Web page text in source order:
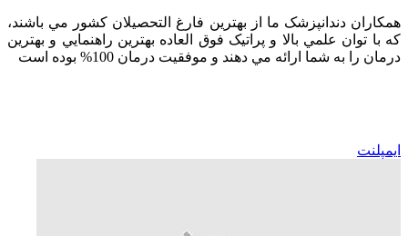
همکاران دندانپزشک ما از بهترين فارغ التحصيلان کشور مي باشند،
که با توان علمي بالا و پراتيک فوق العاده بهترين راهنمايي و بهترين
درمان را به شما ارائه مي دهند و موفقيت درمان 100% بوده است
ایمپلنت